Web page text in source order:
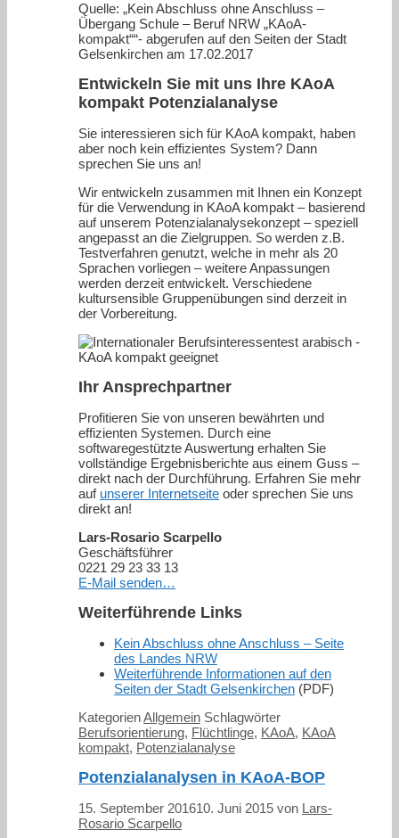
Quelle: „Kein Abschluss ohne Anschluss –
Übergang Schule – Beruf NRW „KAoA-
kompakt““- abgerufen auf den Seiten der Stadt
Gelsenkirchen am 17.02.2017
Entwickeln Sie mit uns Ihre KAoA
kompakt Potenzialanalyse
Sie interessieren sich für KAoA kompakt, haben
aber noch kein effizientes System? Dann
sprechen Sie uns an!
Wir entwickeln zusammen mit Ihnen ein Konzept
für die Verwendung in KAoA kompakt – basierend
auf unserem Potenzialanalysekonzept – speziell
angepasst an die Zielgruppen. So werden z.B.
Testverfahren genutzt, welche in mehr als 20
Sprachen vorliegen – weitere Anpassungen
werden derzeit entwickelt. Verschiedene
kultursensible Gruppenübungen sind derzeit in
der Vorbereitung.
Ihr Ansprechpartner
Profitieren Sie von unseren bewährten und
effizienten Systemen. Durch eine
softwaregestützte Auswertung erhalten Sie
vollständige Ergebnisberichte aus einem Guss –
direkt nach der Durchführung. Erfahren Sie mehr
auf unserer Internetseite oder sprechen Sie uns
direkt an!
Lars-Rosario Scarpello
Geschäftsführer
0221 29 23 33 13
E-Mail senden…
Weiterführende Links
Kein Abschluss ohne Anschluss – Seite
des Landes NRW
Weiterführende Informationen auf den
Seiten der Stadt Gelsenkirchen (PDF)
KategorienAllgemein Schlagwörter
Berufsorientierung, Flüchtlinge, KAoA, KAoA
kompakt, Potenzialanalyse
Potenzialanalysen in KAoA-BOP
15. September 201610. Juni 2015 von Lars-
Rosario Scarpello